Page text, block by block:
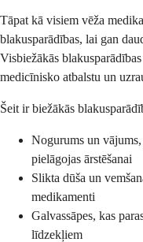
Tāpat kā visiem vēža
blakusparādības, lai gan
Visbiežākās
medicīnisko atbalstu un
Šeit ir biežākās
Nogurums un
pielāgojas ārstēšanai
Slikta dūša un
medikamenti
Galvassāpes, kas
līdzekļiem